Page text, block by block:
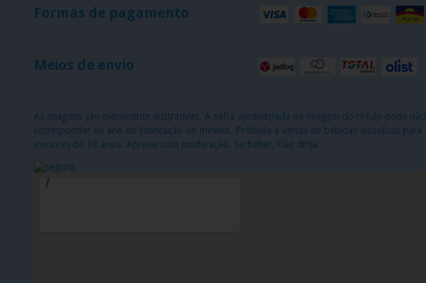
Formas de pagamento
Meios de envio
As imagens são meramente ilustrativas. A safra apresentada na imagem do rótulo pode não
corresponder ao ano de fabricação do mesmo. Proibida a venda de bebidas alcóolicas para
menores de 18 anos. Aprecie com moderação. Se beber, não dirija.